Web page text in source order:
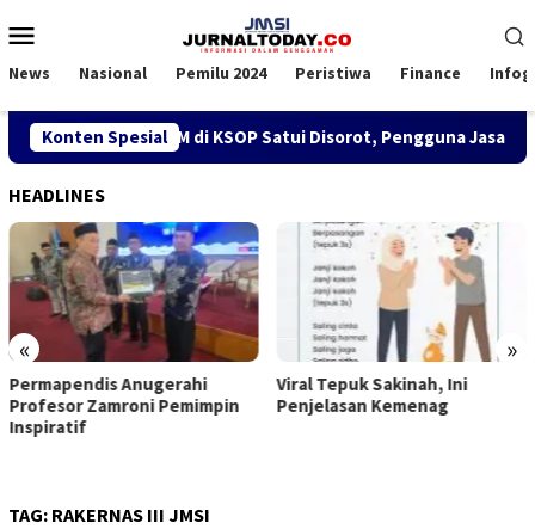
ke
Mobile
News Nasional Pemilu 2024 Peristiwa Finance
Konten Spesial
SPK TKBM di KSOP Satui Disorot, Pengguna Jasa Nilai
HEADLINES
« »
Anugerahi
Zamroni Pemimpin
Viral Tepuk Sakinah, Ini
Penjelasan Kemenag
TAG: RAKERNAS III JMSI